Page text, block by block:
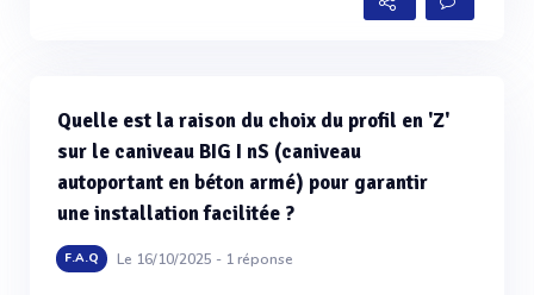
Quelle est la raison du choix du profil en 'Z'
sur le caniveau BIG I nS (caniveau
autoportant en béton armé) pour garantir
une installation facilitée ?
F.A.Q Le 16/10/2025 - 1réponse